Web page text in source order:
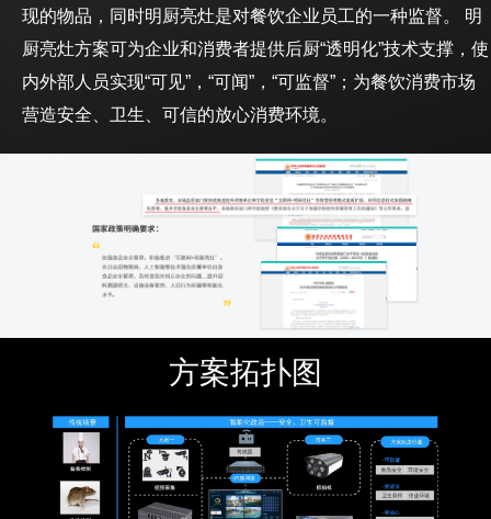
现的物品，同时明厨亮灶是对餐饮企业员工的一种监督。 明
厨亮灶方案可为企业和消费者提供后厨“透明化”技术支撑，使
内外部人员实现“可见”，“可闻”，“可监督”；为餐饮消费市场
营造安全、卫生、可信的放心消费环境。
方案拓扑图